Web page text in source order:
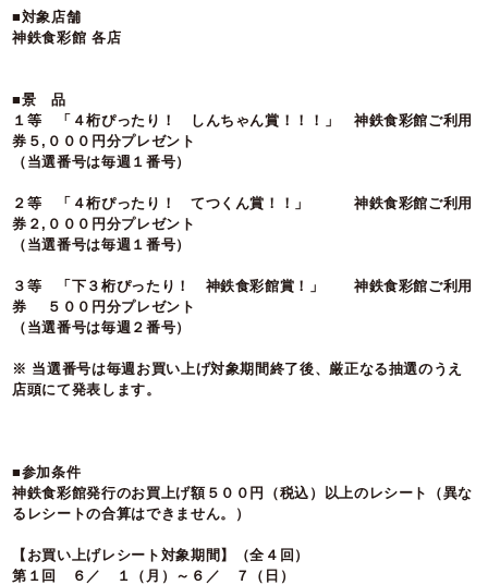
■対象店舗
神鉄食彩館 各店
■景 品
１等 「４桁ぴったり！ しんちゃん賞！！！」 神鉄食彩館ご利用
券５,０００円分プレゼント
（当選番号は毎週１番号）
２等 「４桁ぴったり！ てつくん賞！！」 神鉄食彩館ご利用
券２,０００円分プレゼント
（当選番号は毎週１番号）
３等 「下３桁ぴったり！ 神鉄食彩館賞！」 神鉄食彩館ご利用
券 ５００円分プレゼント
（当選番号は毎週２番号）
※ 当選番号は毎週お買い上げ対象期間終了後、厳正なる抽選のうえ
店頭にて発表します。
■参加条件
神鉄食彩館発行のお買上げ額５００円（税込）以上のレシート（異な
るレシートの合算はできません。）
【お買い上げレシート対象期間】（全４回）
第１回 ６／ １（月）～６／ ７（日）